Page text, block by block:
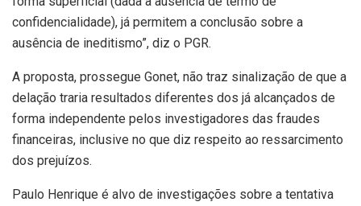
confidencialidade), já permitem a conclusão sobre a
ausência de ineditismo”, diz o PGR.
A proposta, prossegue Gonet, não traz sinalização de que a
delação traria resultados diferentes dos já alcançados de
forma independente pelos investigadores das fraudes
financeiras, inclusive no que diz respeito ao ressarcimento
dos prejuízos.
Paulo Henrique é alvo de investigações sobre a tentativa